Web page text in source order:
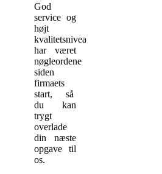
God
service og
højt
kvalitetsniveau
har været
nøgleordene
siden
firmaets
start, så
du kan
trygt
overlade
din næste
opgave til
os.